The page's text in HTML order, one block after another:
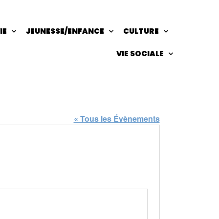
JEUNESSE/ENFANCE CULTURE
VIE SOCIALE
« Tous les Évènements